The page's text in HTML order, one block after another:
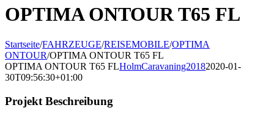
OPTIMA ONTOUR T65 FL
Startseite/FAHRZEUGE/REISEMOBILE/OPTIMA
ONTOUR/OPTIMA ONTOUR T65 FL
OPTIMA ONTOUR T65 FLHolmCaravaning20182020-01-
30T09:56:30+01:00
Projekt Beschreibung